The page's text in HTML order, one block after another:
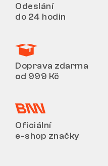
Odeslání
do 24 hodin
Doprava zdarma
od 999 Kč
Oficiální
e-shop značky